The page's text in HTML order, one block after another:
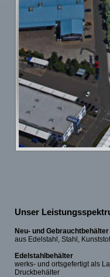
Unser
Neu- und Gebrauchtbehälter
aus Edelstahl, Stahl,
Edelstahlbehälter
werks- und ortsgefertigt als
Druckbehälter